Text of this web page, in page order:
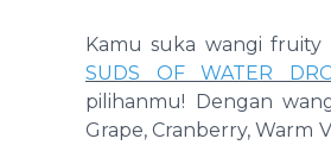
Kamu suka wangi fruity
SUDS OF WATER
pilihanmu! Dengan
Grape, Cranberry, Warm